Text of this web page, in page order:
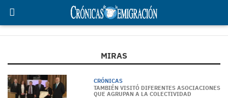
MIRAS
CRÓNICAS
TAMBIÉN VISITÓ DIFERENTES ASOCIACIONES
QUE AGRUPAN A LA COLECTIVIDAD